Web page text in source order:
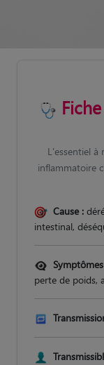
L'essentiel
inflammatoire
Cause :
intestinal,
perte de poids,